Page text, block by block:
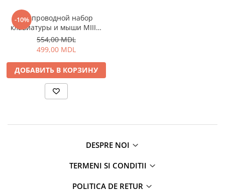
-10%
Беспроводной набор
клавиатуры и мыши MIIIW
Wireless Silent Combo Gen3,
раскладка ENG, черный
554,00 MDL
499,00 MDL
ДОБАВИТЬ В КОРЗИНУ
DESPRE NOI
TERMENI SI CONDITII
POLITICA DE RETUR